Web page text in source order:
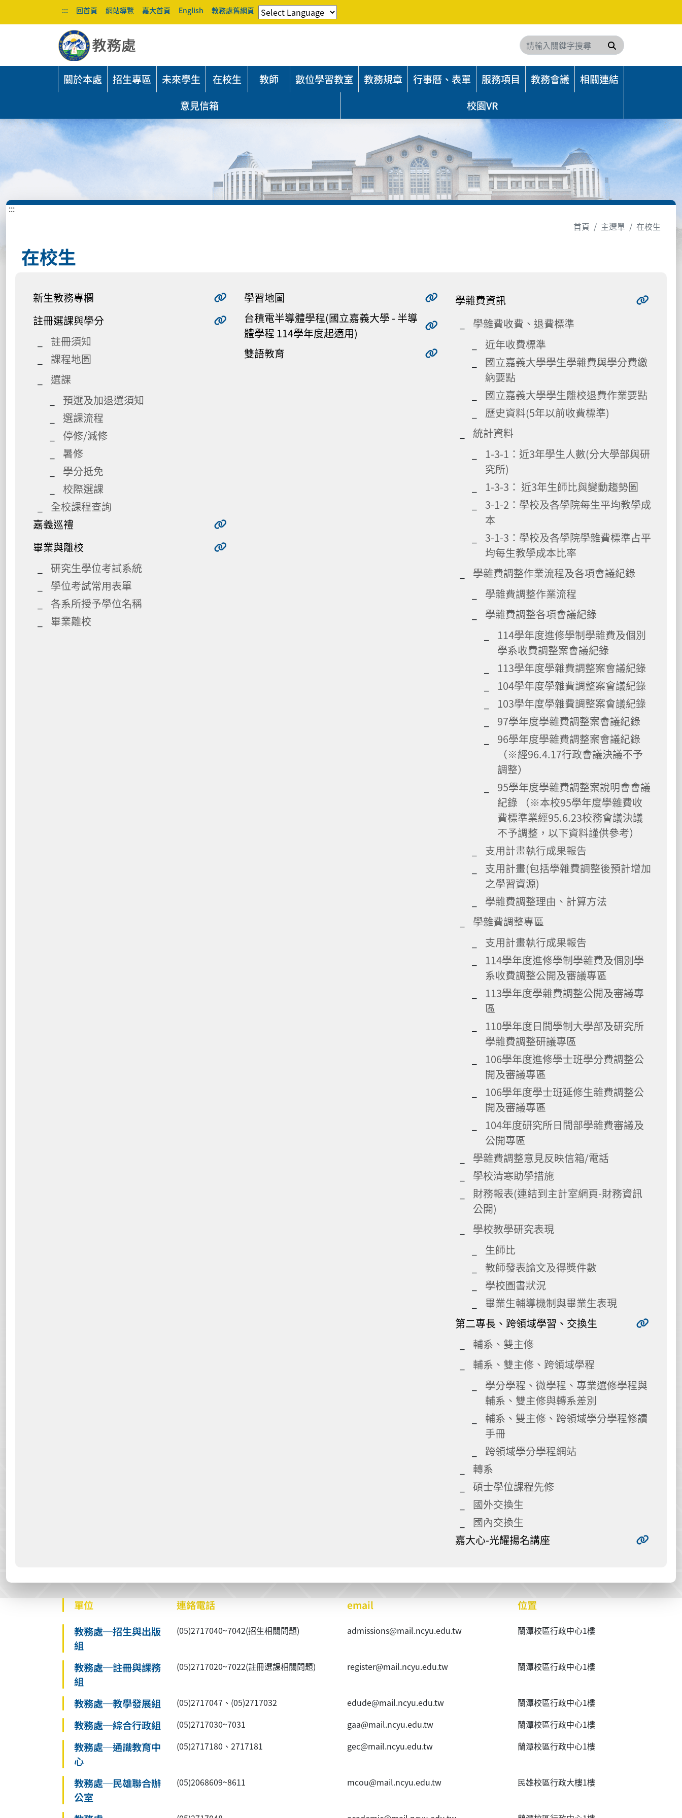
::: 回首頁 網站導覽 嘉大首頁 English 教務處舊網頁
搜尋
關於本處 招生專區 未來學生 在校生 教師 數位學習教室 教務規章 行事曆、表單 服務項目 教務會議
相關連結
意見信箱
校園VR
:::
首頁
主選單 在校生
在校生
新生教務專欄
註冊選課與學分
註冊須知
課程地圖
選課
預選及加退選須知
選課流程
停修/減修
暑修
學分抵免
校際選課
全校課程查詢
嘉義巡禮
畢業與離校
研究生學位考試系統
學位考試常用表單
各系所授予學位名稱
畢業離校
學習地圖
台積電半導體學程(國立嘉義大學 - 半導
體學程 114學年度起適用)
雙語教育
學雜費資訊
學雜費收費、退費標準
近年收費標準
國立嘉義大學學生學雜費與學分費繳
納要點
國立嘉義大學學生離校退費作業要點
歷史資料(5年以前收費標準)
統計資料
1-3-1：近3年學生人數(分大學部與研
究所)
1-3-3： 近3年生師比與變動趨勢圖
3-1-2：學校及各學院每生平均教學成
本
3-1-3：學校及各學院學雜費標準占平
均每生教學成本比率
學雜費調整作業流程及各項會議紀錄
學雜費調整作業流程
學雜費調整各項會議紀錄
114學年度進修學制學雜費及個別
學系收費調整案會議紀錄
113學年度學雜費調整案會議紀錄
104學年度學雜費調整案會議紀錄
103學年度學雜費調整案會議紀錄
97學年度學雜費調整案會議紀錄
96學年度學雜費調整案會議紀錄
（※經96.4.17行政會議決議不予
調整）
95學年度學雜費調整案說明會會議
紀錄 （※本校95學年度學雜費收
費標準業經95.6.23校務會議決議
不予調整，以下資料謹供參考）
支用計畫執行成果報告
支用計畫(包括學雜費調整後預計增加
之學習資源)
學雜費調整理由、計算方法
學雜費調整專區
支用計畫執行成果報告
114學年度進修學制學雜費及個別學
系收費調整公開及審議專區
113學年度學雜費調整公開及審議專
區
110學年度日間學制大學部及研究所
學雜費調整研議專區
106學年度進修學士班學分費調整公
開及審議專區
106學年度學士班延修生雜費調整公
開及審議專區
104年度研究所日間部學雜費審議及
公開專區
學雜費調整意見反映信箱/電話
學校清寒助學措施
財務報表(連結到主計室網頁-財務資訊
公開)
學校教學研究表現
生師比
教師發表論文及得獎件數
學校圖書狀況
畢業生輔導機制與畢業生表現
第二專長、跨領域學習、交換生
輔系、雙主修
輔系、雙主修、跨領域學程
學分學程、微學程、專業選修學程與
輔系、雙主修與轉系差別
輔系、雙主修、跨領域學分學程修讀
手冊
跨領域學分學程網站
轉系
碩士學位課程先修
國外交換生
國內交換生
嘉大心-光耀揚名講座
單位 連絡電話 email
位置
教務處─招生與出版
組
(05)2717040~7042(招生相關問題) admissions@mail.ncyu.edu.tw 蘭潭校區行政中心1樓
教務處─註冊與課務
組
(05)2717020~7022(註冊選課相關問題) register@mail.ncyu.edu.tw 蘭潭校區行政中心1樓
教務處─教學發展組 (05)2717047、(05)2717032 edude@mail.ncyu.edu.tw 蘭潭校區行政中心1樓
教務處─綜合行政組 (05)2717030~7031 gaa@mail.ncyu.edu.tw 蘭潭校區行政中心1樓
教務處─通識教育中
心
(05)2717180、2717181 gec@mail.ncyu.edu.tw 蘭潭校區行政中心1樓
教務處─民雄聯合辦
公室
(05)2068609~8611 mcou@mail.ncyu.edu.tw 民雄校區行政大樓1樓